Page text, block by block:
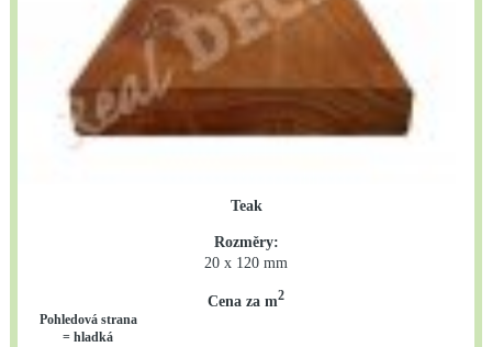
Teak
Rozměry:
20 x 120 mm
Cena za m2
Pohledová strana
= hladká